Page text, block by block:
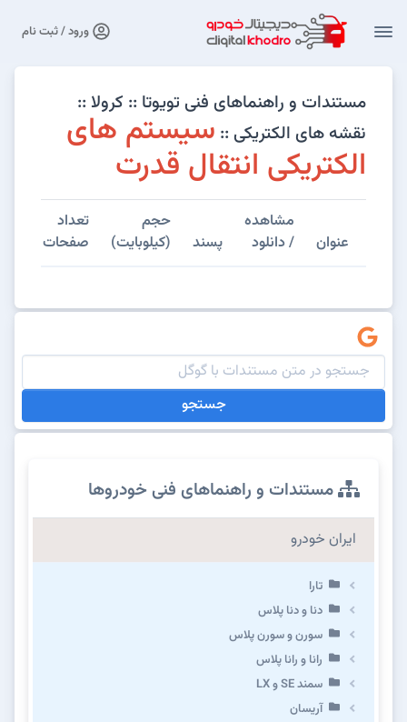
ورود / ثبت نام
مستندات و راهنماهای فنی تویوتا :: کرولا ::
نقشه های الکتریکی :: سیستم های
الکتریکی انتقال قدرت
عنوان
مشاهده
/ دانلود
پسند
حجم
(کیلوبایت)
تعداد
صفحات
جستجو
مستندات و راهنماهای فنی خودروها
ایران خودرو
تارا
دنا و دنا پلاس
سورن و سورن پلاس
رانا و رانا پلاس
سمند SE و LX
آریسان